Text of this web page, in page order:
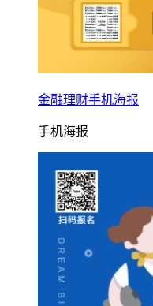
金融理财手机海报
手机海报